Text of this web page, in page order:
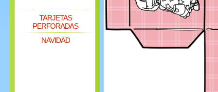
TARJETAS
PERFORADAS
NAVIDAD